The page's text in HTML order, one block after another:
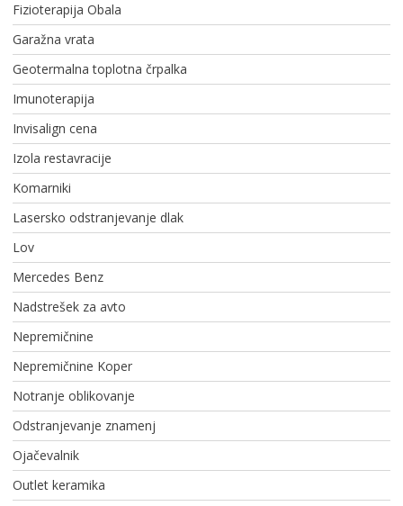
Fizioterapija Obala
Garažna vrata
Geotermalna toplotna črpalka
Imunoterapija
Invisalign cena
Izola restavracije
Komarniki
Lasersko odstranjevanje dlak
Lov
Mercedes Benz
Nadstrešek za avto
Nepremičnine
Nepremičnine Koper
Notranje oblikovanje
Odstranjevanje znamenj
Ojačevalnik
Outlet keramika